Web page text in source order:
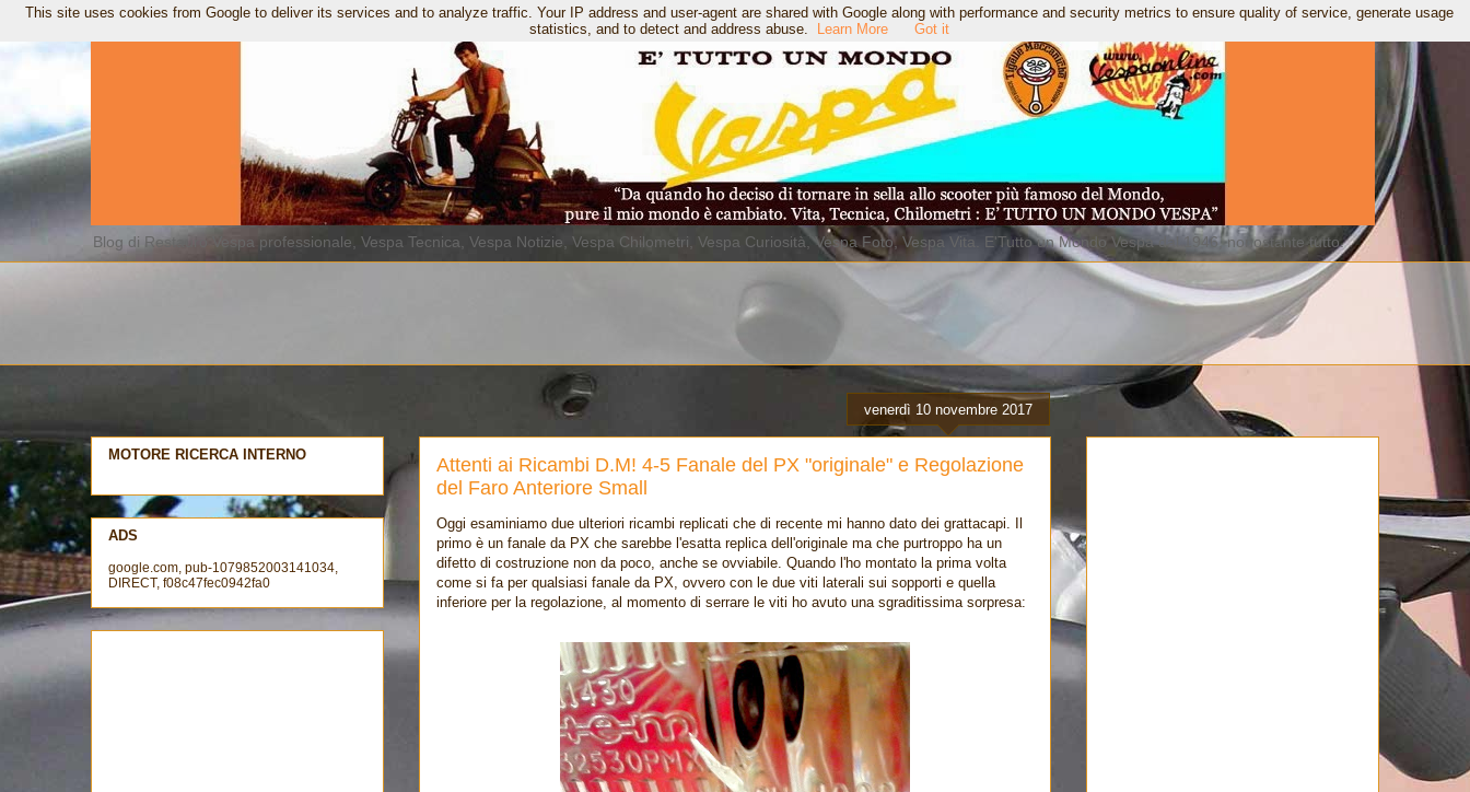
Blog di Restauro Vespa professionale, Vespa Tecnica, Vespa Notizie, Vespa Chilometri, Vespa Curiosità, Vespa Foto, Vespa Vita. E'Tutto un Mondo Vespa dal 1946, nonostante tutto.
venerdì 10 novembre 2017
Attenti ai Ricambi D.M! 4-5 Fanale del PX "originale" e Regolazione
del Faro Anteriore Small
Oggi esaminiamo due ulteriori ricambi replicati che di recente mi hanno dato dei grattacapi. Il
primo è un fanale da PX che sarebbe l'esatta replica dell'originale ma che purtroppo ha un
difetto di costruzione non da poco, anche se ovviabile. Quando l'ho montato la prima volta
come si fa per qualsiasi fanale da PX, ovvero con le due viti laterali sui sopporti e quella
inferiore per la regolazione, al momento di serrare le viti ho avuto una sgraditissima sorpresa:
MOTORE RICERCA INTERNO
ADS
google.com, pub-1079852003141034,
DIRECT, f08c47fec0942fa0
This site uses cookies from Google to deliver its services and to analyze traffic. Your IP address and user-agent are shared with Google along with performance and security metrics to ensure quality of service, generate usage
statistics, and to detect and address abuse.
Learn More Got it